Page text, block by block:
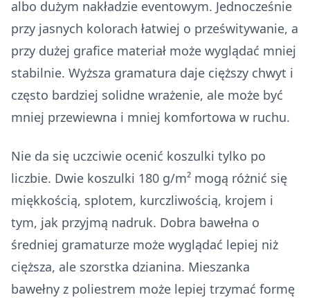
albo dużym nakładzie eventowym. Jednocześnie
przy jasnych kolorach łatwiej o prześwitywanie, a
przy dużej grafice materiał może wyglądać mniej
stabilnie. Wyższa gramatura daje cięższy chwyt i
często bardziej solidne wrażenie, ale może być
mniej przewiewna i mniej komfortowa w ruchu.
Nie da się uczciwie ocenić koszulki tylko po
liczbie. Dwie koszulki 180 g/m² mogą różnić się
miękkością, splotem, kurczliwością, krojem i
tym, jak przyjmą nadruk. Dobra bawełna o
średniej gramaturze może wyglądać lepiej niż
cięższa, ale szorstka dzianina. Mieszanka
bawełny z poliestrem może lepiej trzymać formę